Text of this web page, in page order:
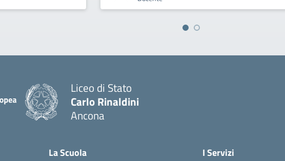
Liceo di Stato
Carlo Rinaldini
Ancona
La Scuola I Servizi